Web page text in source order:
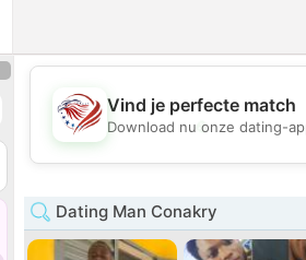
💖
Vind je perfecte match
Download nu onze dating-
Dating Man Conakry